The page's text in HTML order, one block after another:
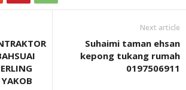
Next article
Suhaimi taman ehsan
kepong tukang rumah
0197506911